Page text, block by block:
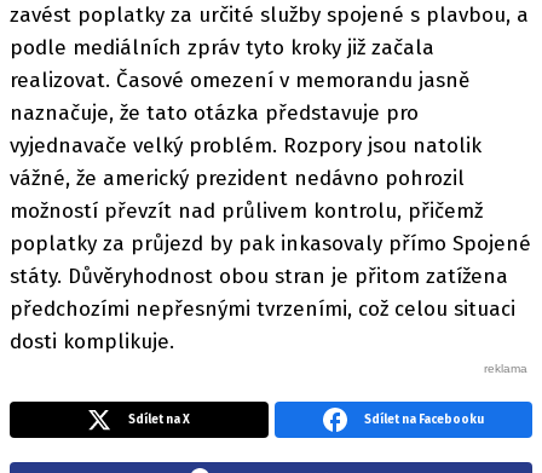
zavést poplatky za určité služby spojené s plavbou, a
podle mediálních zpráv tyto kroky již začala
realizovat. Časové omezení v memorandu jasně
naznačuje, že tato otázka představuje pro
vyjednavače velký problém. Rozpory jsou natolik
vážné, že americký prezident nedávno pohrozil
možností převzít nad průlivem kontrolu, přičemž
poplatky za průjezd by pak inkasovaly přímo Spojené
státy. Důvěryhodnost obou stran je přitom zatížena
předchozími nepřesnými tvrzeními, což celou situaci
dosti komplikuje.
Sdílet na X Sdílet na Facebooku